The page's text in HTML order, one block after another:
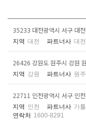
35233 대전광역시 서구 대
지역 대전 파트너사 대
26426 강원도 원주시 강원
지역 강원 파트너사 원
22711 인천광역시 서구 인
지역 인천 파트너사 가
연락처 1600-8291